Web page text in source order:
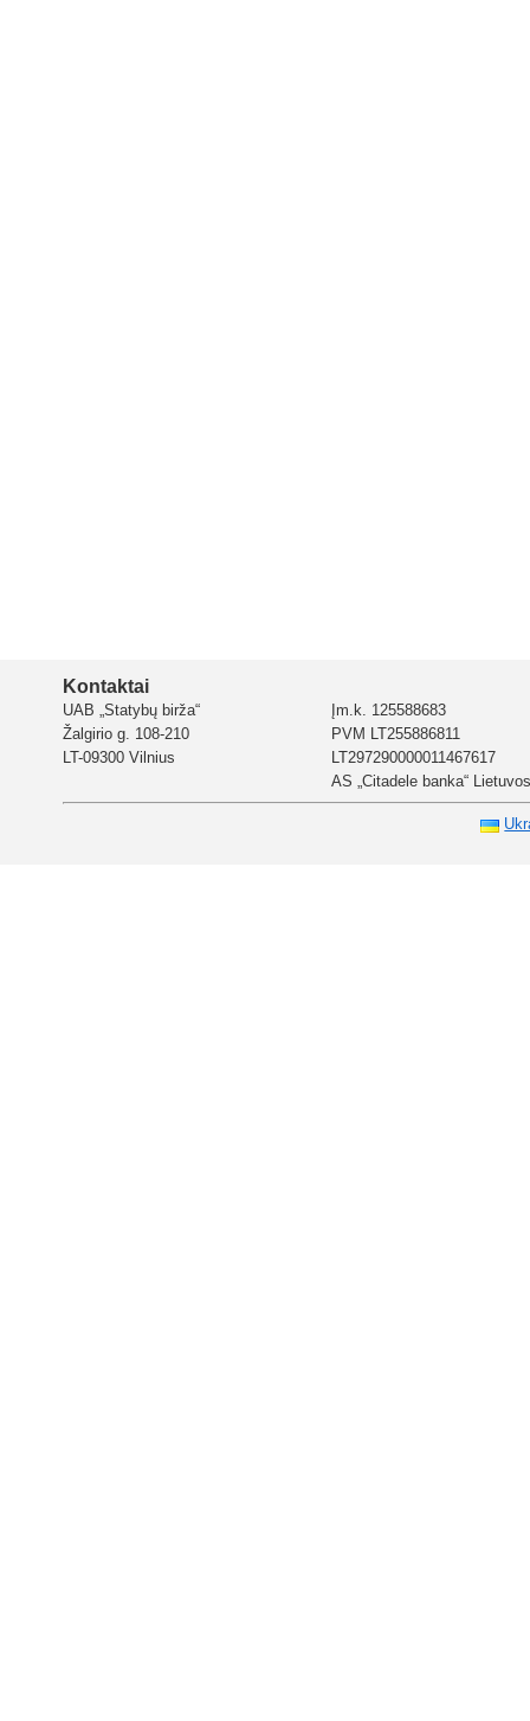
Kontaktai
UAB „Statybų birža“
Žalgirio g. 108-210
LT-09300 Vilnius
Įm.k. 125588683
PVM LT255886811
LT297290000011467617
AS „Citadele banka“